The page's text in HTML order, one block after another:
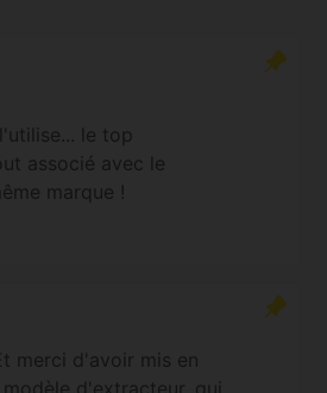
le top
associé avec le
marque !
merci d'avoir mis en
d'extracteur, qui